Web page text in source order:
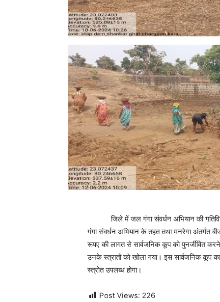
जिले में जल गंगा संवर्धन अभियान की
गंगा संवर्धन अभियान के तहत तथा मनरेगा अंतर्गत
रूपए की लागत से सार्वजनिक कूप को पुनर्जीवित
उनके स्त्रातों को खोला गया। इस सार्वजनिक कूप
स्त्रोत उपलब्ध होगा।
Post Views: 226